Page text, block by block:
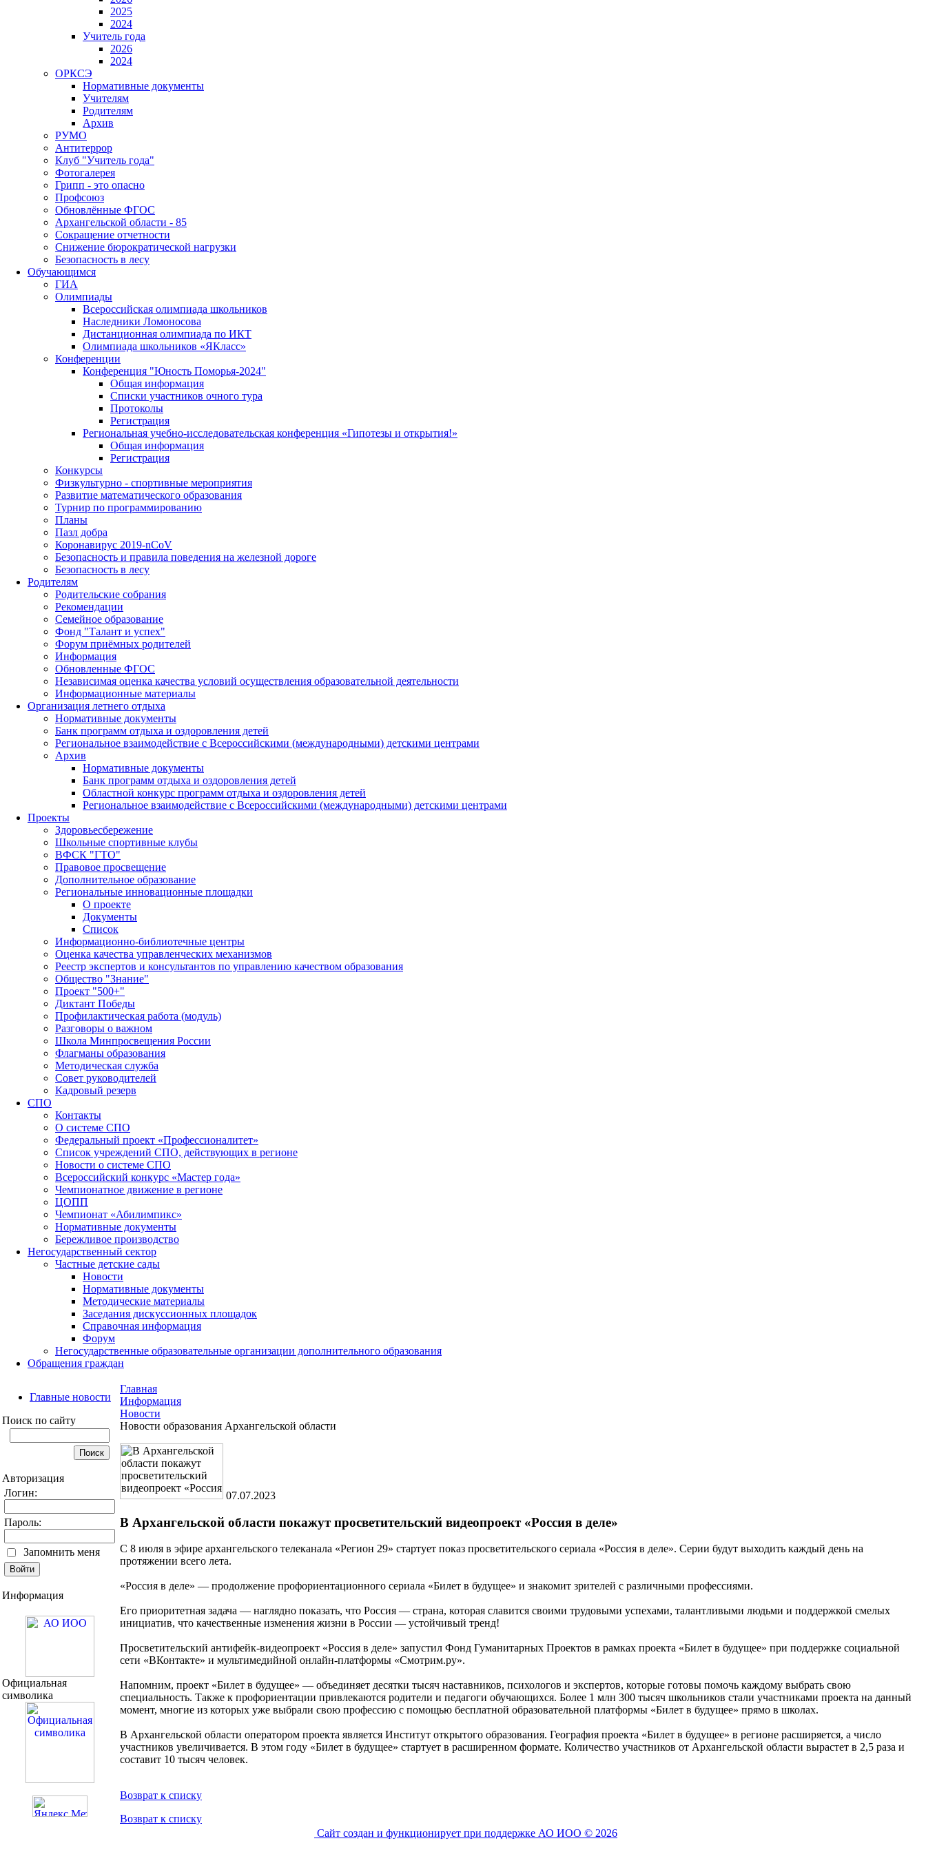
2025
2024
Учитель года
2026
2024
ОРКСЭ
Нормативные документы
Учителям
Родителям
Архив
РУМО
Антитеррор
Клуб "Учитель года"
Фотогалерея
Грипп - это опасно
Профсоюз
Обновлённые ФГОС
Архангельской области - 85
Сокращение отчетности
Снижение бюрократической нагрузки
Безопасность в лесу
Обучающимся
ГИА
Олимпиады
Всероссийская олимпиада школьников
Наследники Ломоносова
Дистанционная олимпиада по ИКТ
Олимпиада школьников «ЯКласс»
Конференции
Конференция "Юность Поморья-2024"
Общая информация
Списки участников очного тура
Протоколы
Регистрация
Региональная учебно-исследовательская конференция «Гипотезы и открытия!»
Общая информация
Регистрация
Конкурсы
Физкультурно - спортивные мероприятия
Развитие математического образования
Турнир по программированию
Планы
Пазл добра
Коронавирус 2019-nCoV
Безопасность и правила поведения на железной дороге
Безопасность в лесу
Родителям
Родительские собрания
Рекомендации
Семейное образование
Фонд "Талант и успех"
Форум приёмных родителей
Информация
Обновленные ФГОС
Независимая оценка качества условий осуществления образовательной деятельности
Информационные материалы
Организация летнего отдыха
Нормативные документы
Банк программ отдыха и оздоровления детей
Региональное взаимодействие с Всероссийскими (международными) детскими центрами
Архив
Нормативные документы
Банк программ отдыха и оздоровления детей
Областной конкурс программ отдыха и оздоровления детей
Региональное взаимодействие с Всероссийскими (международными) детскими центрами
Проекты
Здоровьесбережение
Школьные спортивные клубы
ВФСК "ГТО"
Правовое просвещение
Дополнительное образование
Региональные инновационные площадки
О проекте
Документы
Список
Информационно-библиотечные центры
Оценка качества управленческих механизмов
Реестр экспертов и консультантов по управлению качеством образования
Общество "Знание"
Проект "500+"
Диктант Победы
Профилактическая работа (модуль)
Разговоры о важном
Школа Минпросвещения России
Флагманы образования
Методическая служба
Совет руководителей
Кадровый резерв
СПО
Контакты
О системе СПО
Федеральный проект «Профессионалитет»
Список учреждений СПО, действующих в регионе
Новости о системе СПО
Всероссийский конкурс «Мастер года»
Чемпионатное движение в регионе
ЦОПП
Чемпионат «Абилимпикс»
Нормативные документы
Бережливое производство
Негосударственный сектор
Частные детские сады
Новости
Нормативные документы
Методические материалы
Заседания дискуссионных площадок
Справочная информация
Форум
Негосударственные образовательные организации дополнительного образования
Обращения граждан
Главные новости
Поиск по сайту
Авторизация
Логин:
Пароль:
Запомнить меня
Информация
Официальная
символика
Главная
Информация
Новости
Новости образования Архангельской области
07.07.2023
В Архангельской области покажут просветительский видеопроект «Россия в деле»
С 8 июля в эфире архангельского телеканала «Регион 29» стартует показ просветительского сериала «Россия в деле». Серии будут выходить каждый день на
протяжении всего лета.
«Россия в деле» — продолжение профориентационного сериала «Билет в будущее» и знакомит зрителей с различными профессиями.
Его приоритетная задача — наглядно показать, что Россия — страна, которая славится своими трудовыми успехами, талантливыми людьми и поддержкой смелых
инициатив, что качественные изменения жизни в России — устойчивый тренд!
Просветительский антифейк-видеопроект «Россия в деле» запустил Фонд Гуманитарных Проектов в рамках проекта «Билет в будущее» при поддержке социальной
сети «ВКонтакте» и мультимедийной онлайн-платформы «Смотрим.ру».
Напомним, проект «Билет в будущее» — объединяет десятки тысяч наставников, психологов и экспертов, которые готовы помочь каждому выбрать свою
специальность. Также к профориентации привлекаются родители и педагоги обучающихся. Более 1 млн 300 тысяч школьников стали участниками проекта на данный
момент, многие из которых уже выбрали свою профессию с помощью бесплатной образовательной платформы «Билет в будущее» прямо в школах.
В Архангельской области оператором проекта является Институт открытого образования. География проекта «Билет в будущее» в регионе расширяется, а число
участников увеличивается. В этом году «Билет в будущее» стартует в расширенном формате. Количество участников от Архангельской области вырастет в 2,5 раза и
составит 10 тысяч человек.
Возврат к списку
Возврат к списку
Сайт создан и функционирует при поддержке АО ИОО © 2026